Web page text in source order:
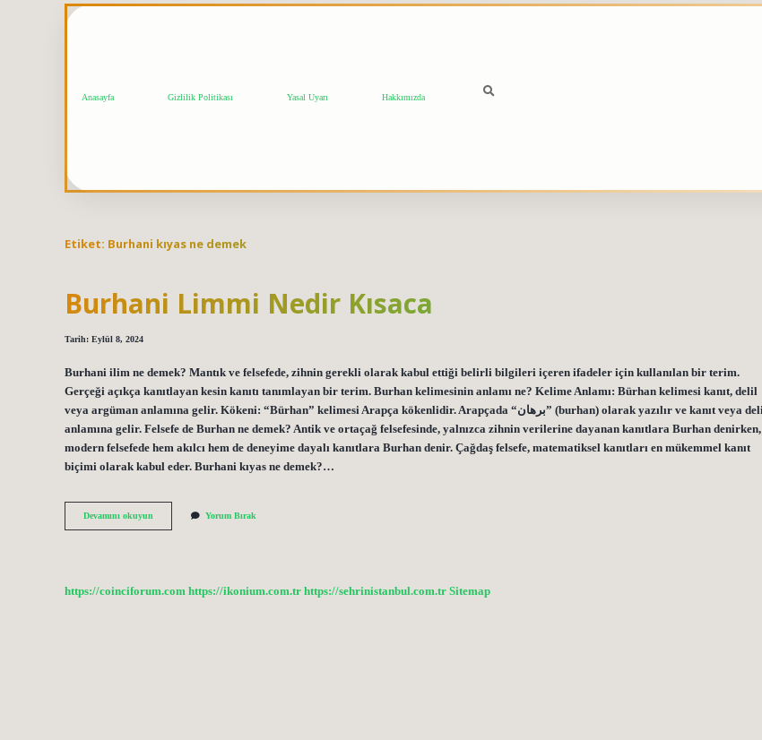
Anasayfa Gizlilik Politikası Yasal Uyarı Hakkımızda
Etiket: Burhani kıyas ne demek
Burhani Limmi Nedir Kısaca
Tarih: Eylül 8, 2024
Burhani ilim ne demek? Mantık ve felsefede, zihnin gerekli olarak kabul ettiği belirli bilgileri içeren ifadeler için kullanılan bir terim.
Gerçeği açıkça kanıtlayan kesin kanıtı tanımlayan bir terim. Burhan kelimesinin anlamı ne? Kelime Anlamı: Bürhan kelimesi kanıt, delil
veya argüman anlamına gelir. Kökeni: “Bürhan” kelimesi Arapça kökenlidir. Arapçada “برهان” (burhan) olarak yazılır ve kanıt veya delil
anlamına gelir. Felsefe de Burhan ne demek? Antik ve ortaçağ felsefesinde, yalnızca zihnin verilerine dayanan kanıtlara Burhan denirken,
modern felsefede hem akılcı hem de deneyime dayalı kanıtlara Burhan denir. Çağdaş felsefe, matematiksel kanıtları en mükemmel kanıt
biçimi olarak kabul eder. Burhani kıyas ne demek?…
Devamını okuyun
Limmi
Yorum Bırak
https://coinciforum.com https://ikonium.com.tr https://sehrinistanbul.com.tr Sitemap